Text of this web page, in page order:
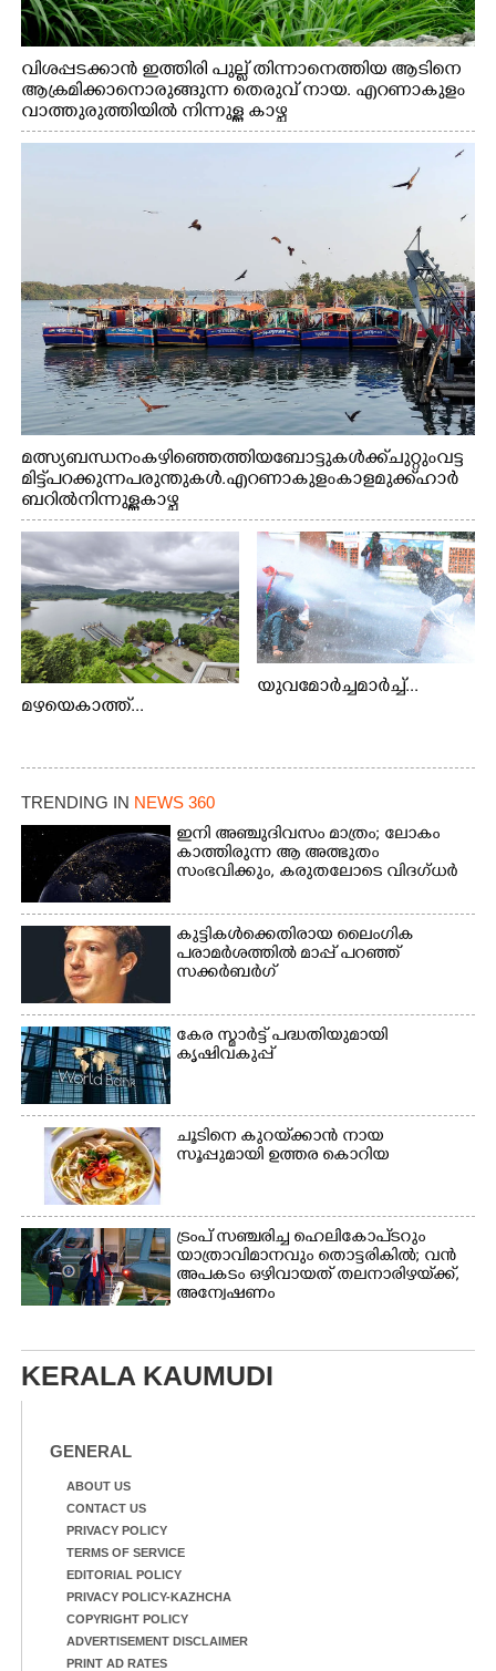
വിശപ്പടക്കാൻ ഇത്തിരി പുല്ല് തിന്നാനെത്തിയ ആടിനെ
ആക്രമിക്കാനൊരുങ്ങുന്ന തെരുവ് നായ. എറണാകുളം
വാത്തുരുത്തിയിൽ നിന്നുള്ള കാഴ്ച
മത്സ്യബന്ധനം കഴിഞ്ഞെത്തിയ ബോട്ടുകൾക്ക് ചുറ്റും വട്ട
മിട്ട് പറക്കുന്ന പരുന്തുകൾ. എറണാകുളം കാളമുക്ക് ഹാർ
ബറിൽ നിന്നുള്ള കാഴ്ച
മഴയെകാത്ത്...
യുവമോർച്ചമാർച്ച്...
TRENDING IN NEWS 360
ഇനി അഞ്ചുദിവസം മാത്രം; ലോകം
കാത്തിരുന്ന ആ അത്ഭുതം
സംഭവിക്കും, കരുതലോടെ വിദഗ്ധർ
കുട്ടികൾക്കെതിരായ ലൈംഗിക
പരാമർശത്തിൽ മാപ്പ് പറഞ്ഞ്
സക്കർബർഗ്
കേര സ്മാർട്ട് പദ്ധതിയുമായി
കൃഷിവകുപ്പ്
ചൂടിനെ കുറയ്‌ക്കാൻ നായ
സൂപ്പുമായി ഉത്തര കൊറിയ
ട്രംപ് സഞ്ചരിച്ച ഹെലികോപ്‌ടറും
യാത്രാവിമാനവും തൊട്ടരികിൽ; വൻ
അപകടം ഒഴിവായത് തലനാരിഴയ്‌ക്ക്,
അന്വേഷണം
KERALA KAUMUDI
GENERAL
ABOUT US
CONTACT US
PRIVACY POLICY
TERMS OF SERVICE
EDITORIAL POLICY
PRIVACY POLICY-KAZHCHA
COPYRIGHT POLICY
ADVERTISEMENT DISCLAIMER
PRINT AD RATES